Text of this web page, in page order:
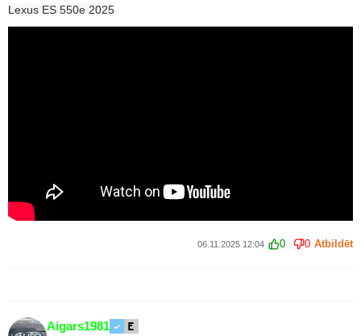
Lexus ES 550e 2025
06.11.2025 12:04 0 0 Atbildēt
Aigars1981